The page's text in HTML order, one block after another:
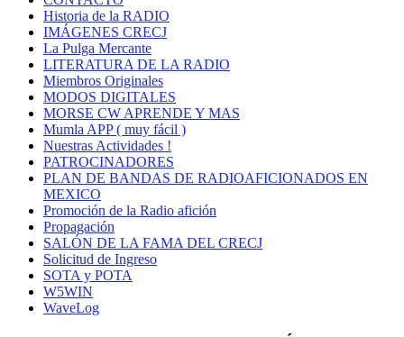
Historia de la RADIO
IMÁGENES CRECJ
La Pulga Mercante
LITERATURA DE LA RADIO
Miembros Originales
MODOS DIGITALES
MORSE CW APRENDE Y MAS
Mumla APP ( muy fácil )
Nuestras Actividades !
PATROCINADORES
PLAN DE BANDAS DE RADIOAFICIONADOS EN
MEXICO
Promoción de la Radio afición
Propagación
SALÓN DE LA FAMA DEL CRECJ
Solicitud de Ingreso
SOTA y POTA
W5WIN
WaveLog